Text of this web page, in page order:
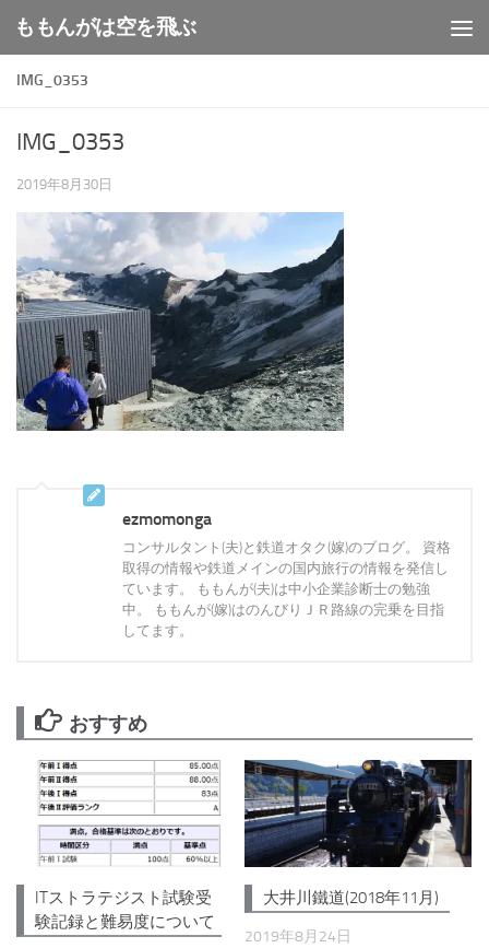
コンテンツへスキップ
ももんがは空を飛ぶ
IMG_0353
IMG_0353
2019年8月30日
ezmomonga
コンサルタント(夫)と鉄道オタク(嫁)のブログ。 資格
取得の情報や鉄道メインの国内旅行の情報を発信し
ています。 ももんが(夫)は中小企業診断士の勉強
中。 ももんが(嫁)はのんびりＪＲ路線の完乗を目指
してます。
おすすめ
ITストラテジスト試験受
験記録と難易度について
大井川鐵道(2018年11月)
2019年8月24日